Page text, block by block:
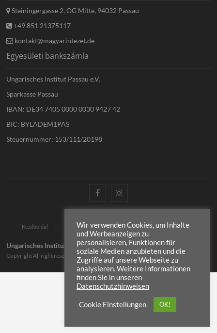
Steiningergasse 2, OG Mitte, 94032 Passau
+49 851 21375117
kontakt@magyarintezet.de
Egyesületi bankszámla
Ungarisches Institut Passau e.V.
Sparkasse Passau
IBAN: DE34 7405 0000 0030 9427 42
BIC: BYLADEM1PAS
Steuernummer: 153/111/20198
Kezdőoldal Adatvédelmi irányelvek Kontakt Impresszum
Ungarisches Institut Passau| Designed by:Theme Freesia |WordPress
Copyright All right reserved
Wir verwenden Cookies, um Inhalte
und Werbeanzeigen zu
personalisieren, Funktionen für
soziale Medien anzubieten und die
Zugriffe auf unsere Webseite zu
analysieren. Weitere Informationen
finden Sie in unseren
Datenschutzhinweisen
Cookie Einstellungen OK!